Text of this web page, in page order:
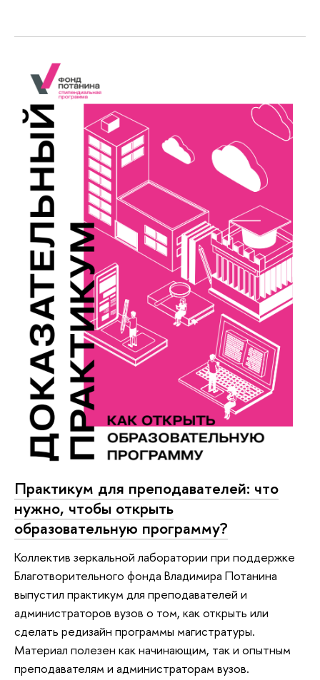
Практикум для преподавателей: что
нужно, чтобы открыть
образовательную программу?
Коллектив зеркальной лаборатории при поддержке
Благотворительного фонда Владимира Потанина
выпустил практикум для преподавателей и
администраторов вузов о том, как открыть или
сделать редизайн программы магистратуры.
Материал полезен как начинающим, так и опытным
преподавателям и администраторам вузов.